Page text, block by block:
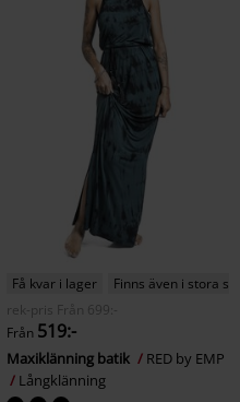
Få kvar i lager
Finns även i stora
rek-pris
Från 699:-
Från 519:-
Maxiklänning batik
RED by EMP
Långklänning